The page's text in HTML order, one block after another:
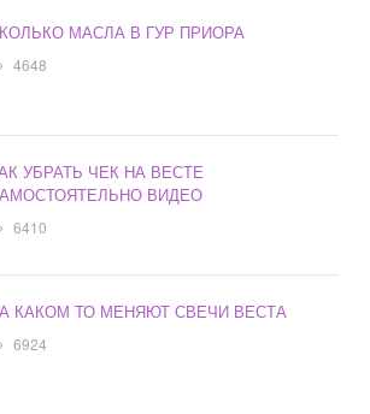
МАСЛА В ГУР ПРИОРА
4648
УБРАТЬ ЧЕК НА ВЕСТЕ
ВИДЕО
6410
КАКОМ ТО МЕНЯЮТ СВЕЧИ ВЕСТА
6924